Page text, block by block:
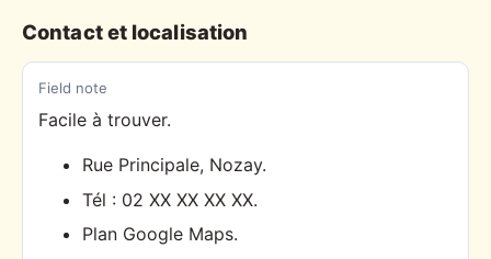
Contact et localisation
Field note
Facile à trouver.
Rue Principale, Nozay.
Tél : 02 XX XX XX XX.
Plan Google Maps.